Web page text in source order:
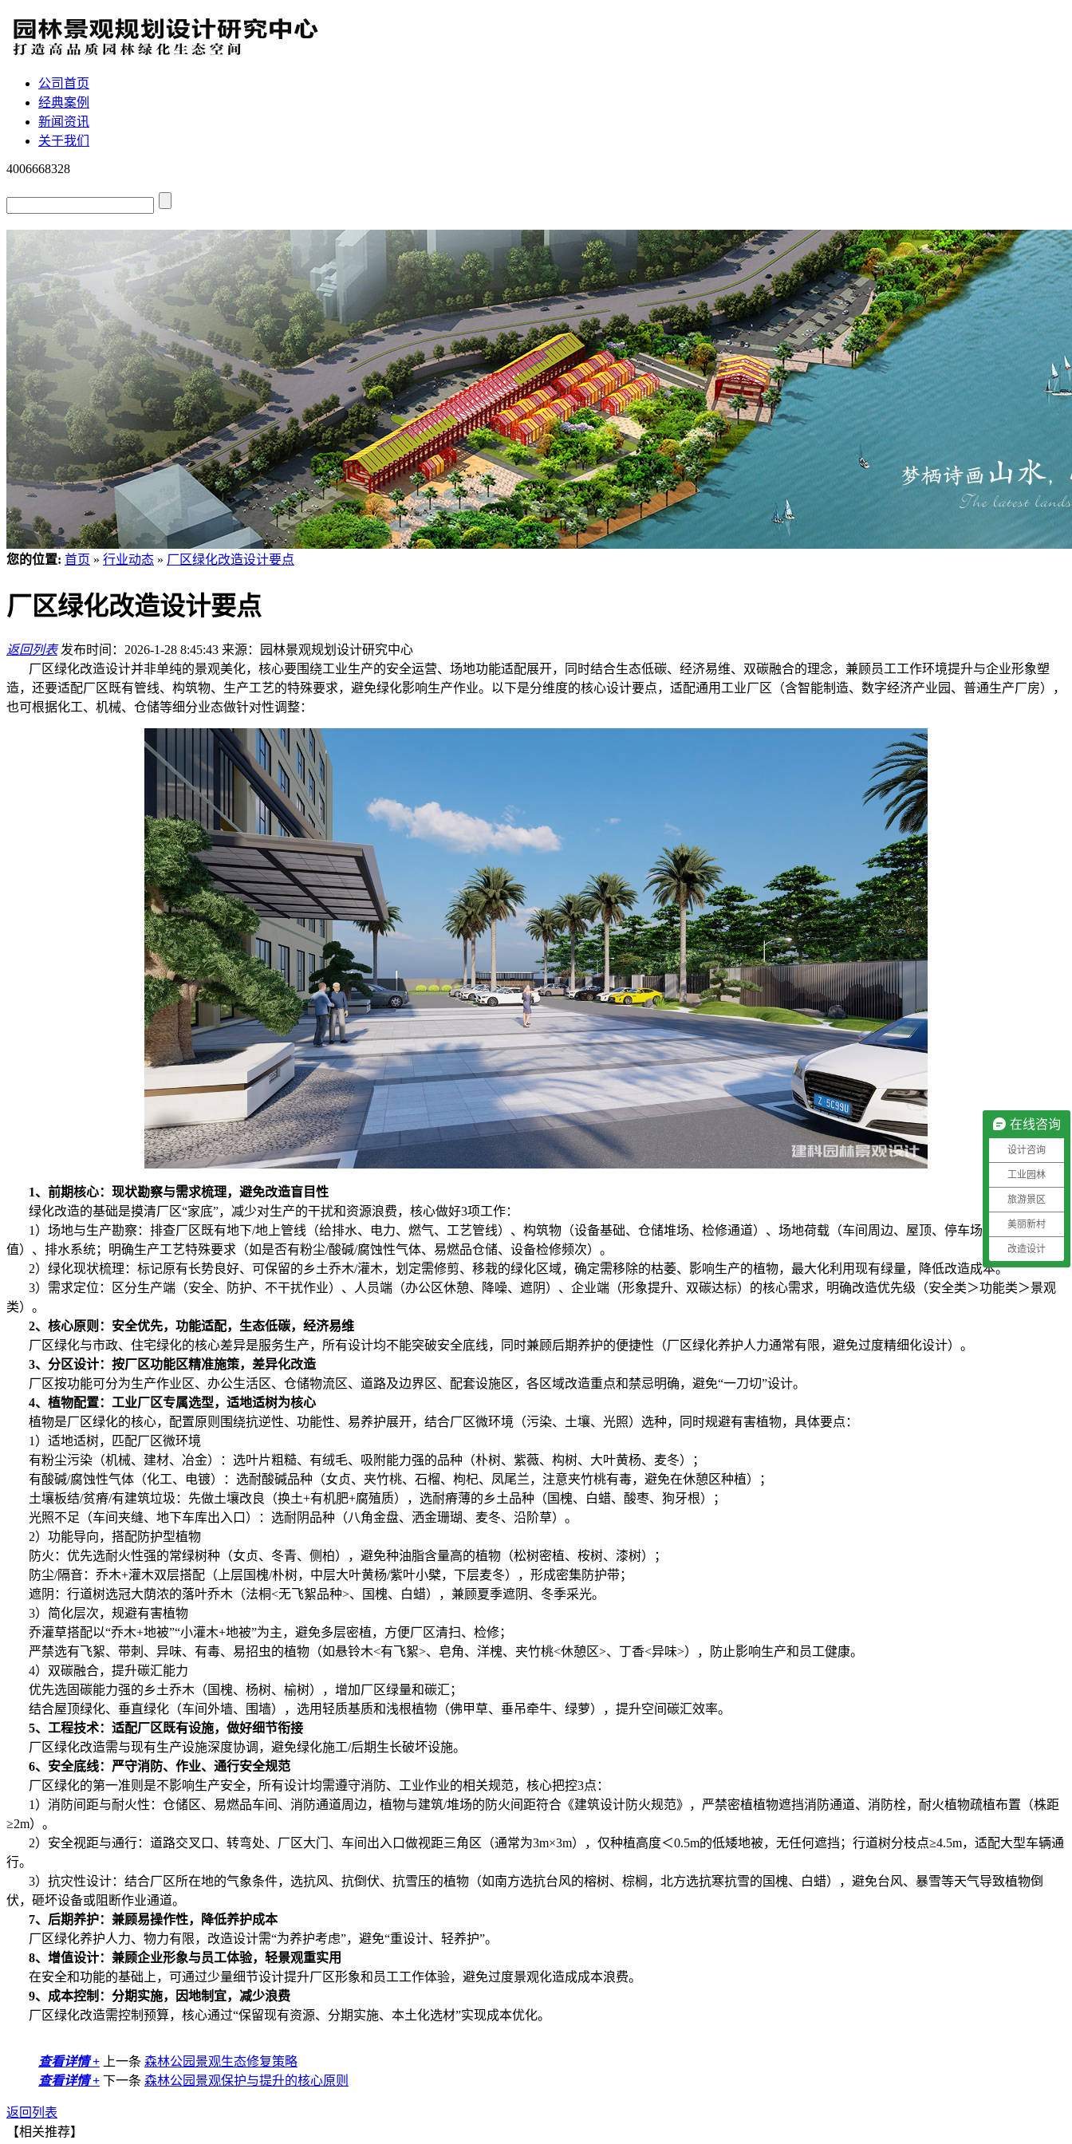
公司首页
经典案例
新闻资讯
关于我们
4006668328
您的位置: 首页 » 行业动态 » 厂区绿化改造设计要点
厂区绿化改造设计要点
返回列表 发布时间：2026-1-28 8:45:43 来源：园林景观规划设计研究中心
厂区绿化改造设计并非单纯的景观美化，核心要围绕工业生产的安全运营、场地功能适配展开，同时结合生态低碳、经济易维、双碳融合的理念，兼顾员工工作环境提升与企业形象塑
造，还要适配厂区既有管线、构筑物、生产工艺的特殊要求，避免绿化影响生产作业。以下是分维度的核心设计要点，适配通用工业厂区（含智能制造、数字经济产业园、普通生产厂房），
也可根据化工、机械、仓储等细分业态做针对性调整：
1、前期核心：现状勘察与需求梳理，避免改造盲目性
绿化改造的基础是摸清厂区“家底”，减少对生产的干扰和资源浪费，核心做好3项工作：
1）场地与生产勘察：排查厂区既有地下/地上管线（给排水、电力、燃气、工艺管线）、构筑物（设备基础、仓储堆场、检修通道）、场地荷载（车间周边、屋顶、停车场的承重限
值）、排水系统；明确生产工艺特殊要求（如是否有粉尘/酸碱/腐蚀性气体、易燃品仓储、设备检修频次）。
2）绿化现状梳理：标记原有长势良好、可保留的乡土乔木/灌木，划定需修剪、移栽的绿化区域，确定需移除的枯萎、影响生产的植物，最大化利用现有绿量，降低改造成本。
3）需求定位：区分生产端（安全、防护、不干扰作业）、人员端（办公区休憩、降噪、遮阴）、企业端（形象提升、双碳达标）的核心需求，明确改造优先级（安全类＞功能类＞景观
类）。
2、核心原则：安全优先，功能适配，生态低碳，经济易维
厂区绿化与市政、住宅绿化的核心差异是服务生产，所有设计均不能突破安全底线，同时兼顾后期养护的便捷性（厂区绿化养护人力通常有限，避免过度精细化设计）。
3、分区设计：按厂区功能区精准施策，差异化改造
厂区按功能可分为生产作业区、办公生活区、仓储物流区、道路及边界区、配套设施区，各区域改造重点和禁忌明确，避免“一刀切”设计。
4、植物配置：工业厂区专属选型，适地适树为核心
植物是厂区绿化的核心，配置原则围绕抗逆性、功能性、易养护展开，结合厂区微环境（污染、土壤、光照）选种，同时规避有害植物，具体要点：
1）适地适树，匹配厂区微环境
有粉尘污染（机械、建材、冶金）：选叶片粗糙、有绒毛、吸附能力强的品种（朴树、紫薇、构树、大叶黄杨、麦冬）；
有酸碱/腐蚀性气体（化工、电镀）：选耐酸碱品种（女贞、夹竹桃、石榴、枸杞、凤尾兰，注意夹竹桃有毒，避免在休憩区种植）；
土壤板结/贫瘠/有建筑垃圾：先做土壤改良（换土+有机肥+腐殖质），选耐瘠薄的乡土品种（国槐、白蜡、酸枣、狗牙根）；
光照不足（车间夹缝、地下车库出入口）：选耐阴品种（八角金盘、洒金珊瑚、麦冬、沿阶草）。
2）功能导向，搭配防护型植物
防火：优先选耐火性强的常绿树种（女贞、冬青、侧柏），避免种油脂含量高的植物（松树密植、桉树、漆树）；
防尘/隔音：乔木+灌木双层搭配（上层国槐/朴树，中层大叶黄杨/紫叶小檗，下层麦冬），形成密集防护带；
遮阴：行道树选冠大荫浓的落叶乔木（法桐<无飞絮品种>、国槐、白蜡），兼顾夏季遮阴、冬季采光。
3）简化层次，规避有害植物
乔灌草搭配以“乔木+地被”“小灌木+地被”为主，避免多层密植，方便厂区清扫、检修；
严禁选有飞絮、带刺、异味、有毒、易招虫的植物（如悬铃木<有飞絮>、皂角、洋槐、夹竹桃<休憩区>、丁香<异味>），防止影响生产和员工健康。
4）双碳融合，提升碳汇能力
优先选固碳能力强的乡土乔木（国槐、杨树、榆树），增加厂区绿量和碳汇；
结合屋顶绿化、垂直绿化（车间外墙、围墙），选用轻质基质和浅根植物（佛甲草、垂吊牵牛、绿萝），提升空间碳汇效率。
5、工程技术：适配厂区既有设施，做好细节衔接
厂区绿化改造需与现有生产设施深度协调，避免绿化施工/后期生长破坏设施。
6、安全底线：严守消防、作业、通行安全规范
厂区绿化的第一准则是不影响生产安全，所有设计均需遵守消防、工业作业的相关规范，核心把控3点：
1）消防间距与耐火性：仓储区、易燃品车间、消防通道周边，植物与建筑/堆场的防火间距符合《建筑设计防火规范》，严禁密植植物遮挡消防通道、消防栓，耐火植物疏植布置（株距
≥2m）。
2）安全视距与通行：道路交叉口、转弯处、厂区大门、车间出入口做视距三角区（通常为3m×3m），仅种植高度＜0.5m的低矮地被，无任何遮挡；行道树分枝点≥4.5m，适配大型车辆通
行。
3）抗灾性设计：结合厂区所在地的气象条件，选抗风、抗倒伏、抗雪压的植物（如南方选抗台风的榕树、棕榈，北方选抗寒抗雪的国槐、白蜡），避免台风、暴雪等天气导致植物倒
伏，砸坏设备或阻断作业通道。
7、后期养护：兼顾易操作性，降低养护成本
厂区绿化养护人力、物力有限，改造设计需“为养护考虑”，避免“重设计、轻养护”。
8、增值设计：兼顾企业形象与员工体验，轻景观重实用
在安全和功能的基础上，可通过少量细节设计提升厂区形象和员工工作体验，避免过度景观化造成成本浪费。
9、成本控制：分期实施，因地制宜，减少浪费
厂区绿化改造需控制预算，核心通过“保留现有资源、分期实施、本土化选材”实现成本优化。
查看详情 + 上一条 森林公园景观生态修复策略
查看详情 + 下一条 森林公园景观保护与提升的核心原则
返回列表
【相关推荐】
在线咨询
设计咨询
工业园林
旅游景区
美丽新村
改造设计